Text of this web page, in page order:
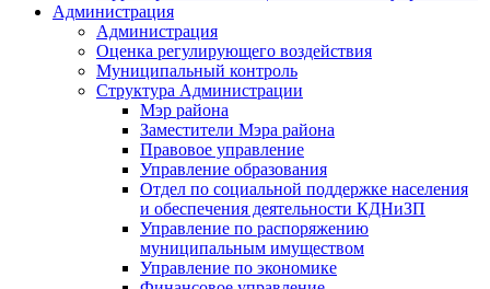
Администрация
Администрация
Оценка регулирующего воздействия
Муниципальный контроль
Структура Администрации
Мэр района
Заместители Мэра района
Правовое управление
Управление образования
Отдел по социальной поддержке населения
и обеспечения деятельности КДНиЗП
Управление по распоряжению
муниципальным имуществом
Управление по экономике